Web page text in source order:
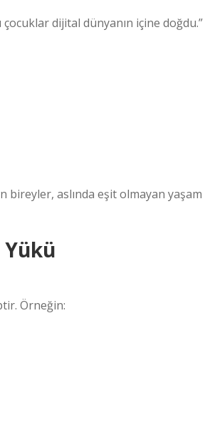
dijital dünyanın içine doğdu.”
bireyler, aslında eşit olmayan yaşam
Yükü
Örneğin: